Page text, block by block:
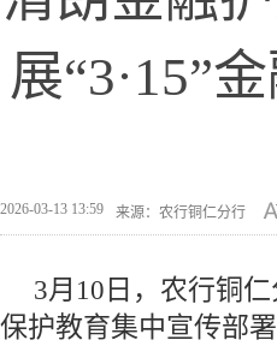
展“3·15”
2026-03-13 13:59 来源：农行铜仁分行
3月10日，农行铜
保护教育集中宣传部